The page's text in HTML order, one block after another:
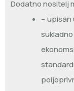
Dodatno nositelj
–